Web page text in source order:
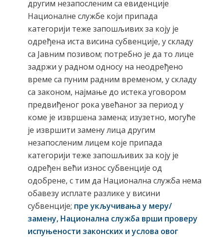
другим незапосленим са евиденције
Националне службе који припада
категорији теже запошљивих за коју је
одређена иста висина субвенције, у складу
са Јавним позивом; потребно је да то лице
задржи у радном односу на неодређено
време са пуним радним временом, у складу
са законом, најмање до истека уговором
предвиђеног рока увећаног за период у
коме је извршена замена; изузетно, могуће
је извршити замену лица другим
незапосленим лицем које припада
категорији теже запошљивих за коју је
одређен већи износ субвенције од
одобрене, с тим да Национална служба нема
обавезу исплате разлике у висини
субвенције; пре укључивања у меру/
замену, Национална служба врши проверу
испуњености законских и услова овог